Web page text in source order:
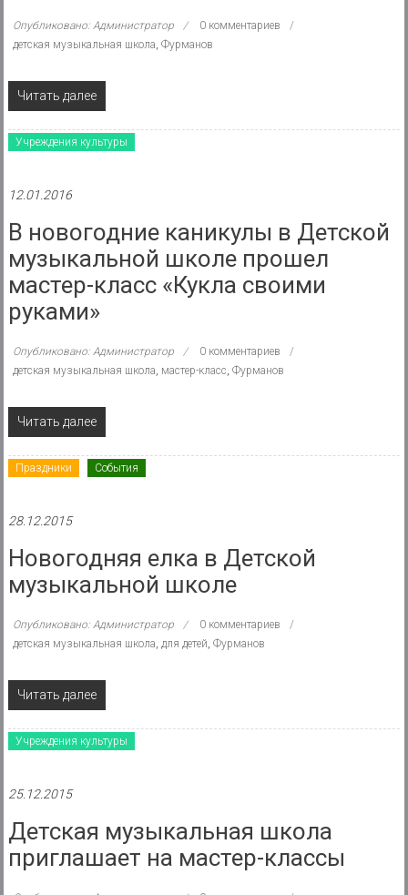
Опубликовано: Администратор
0 комментариев
детская музыкальная школа, Фурманов
Читать далее
Учреждения культуры
12.01.2016
В новогодние каникулы в Детской
музыкальной школе прошел
мастер-класс «Кукла своими
руками»
Опубликовано: Администратор
0 комментариев
детская музыкальная школа, мастер-класс, Фурманов
Читать далее
Праздники События
28.12.2015
Новогодняя елка в Детской
музыкальной школе
Опубликовано: Администратор
0 комментариев
детская музыкальная школа, для детей, Фурманов
Читать далее
Учреждения культуры
25.12.2015
Детская музыкальная школа
приглашает на мастер-классы